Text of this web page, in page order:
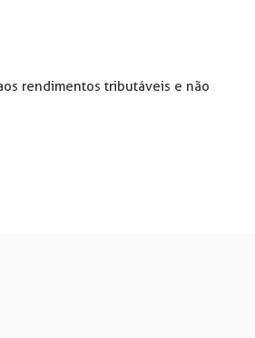
rendimentos tributáveis e não